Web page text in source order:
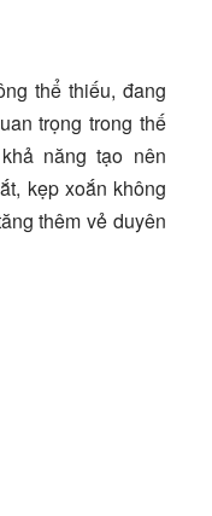
thể thiếu, đang
trọng trong thế
năng tạo nên
kẹp xoắn không
thêm vẻ duyên